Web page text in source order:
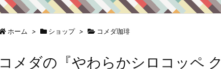
ホーム > ショップ > コメダ珈琲
コメダの『やわらかシロコッペ